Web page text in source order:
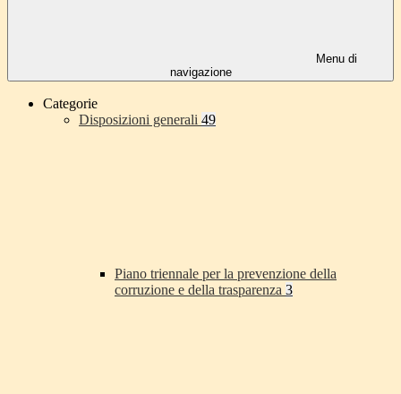
Menu di
navigazione
Categorie
Disposizioni generali 49
Piano triennale per la prevenzione della
corruzione e della trasparenza 3